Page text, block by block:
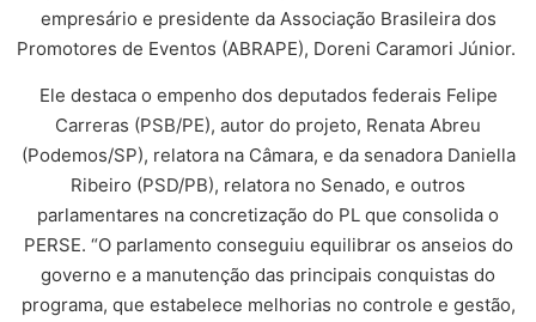
empresário e presidente da Associação Brasileira dos
Promotores de Eventos (ABRAPE), Doreni Caramori Júnior.
Ele destaca o empenho dos deputados federais Felipe
Carreras (PSB/PE), autor do projeto, Renata Abreu
(Podemos/SP), relatora na Câmara, e da senadora Daniella
Ribeiro (PSD/PB), relatora no Senado, e outros
parlamentares na concretização do PL que consolida o
PERSE. “O parlamento conseguiu equilibrar os anseios do
governo e a manutenção das principais conquistas do
programa, que estabelece melhorias no controle e gestão,